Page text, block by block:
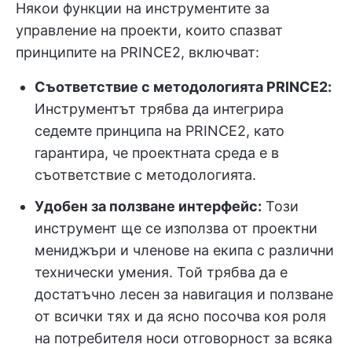
Някои функции на инструментите за
управление на проекти, които спазват
принципите на PRINCE2, включват:
Съответствие с методологията PRINCE2:
Инструментът трябва да интегрира
седемте принципа на PRINCE2, като
гарантира, че проектната среда е в
съответствие с методологията.
Удобен за ползване интерфейс: Този
инструмент ще се използва от проектни
мениджъри и членове на екипа с различни
технически умения. Той трябва да е
достатъчно лесен за навигация и ползване
от всички тях и да ясно посочва коя роля
на потребителя носи отговорност за всяка